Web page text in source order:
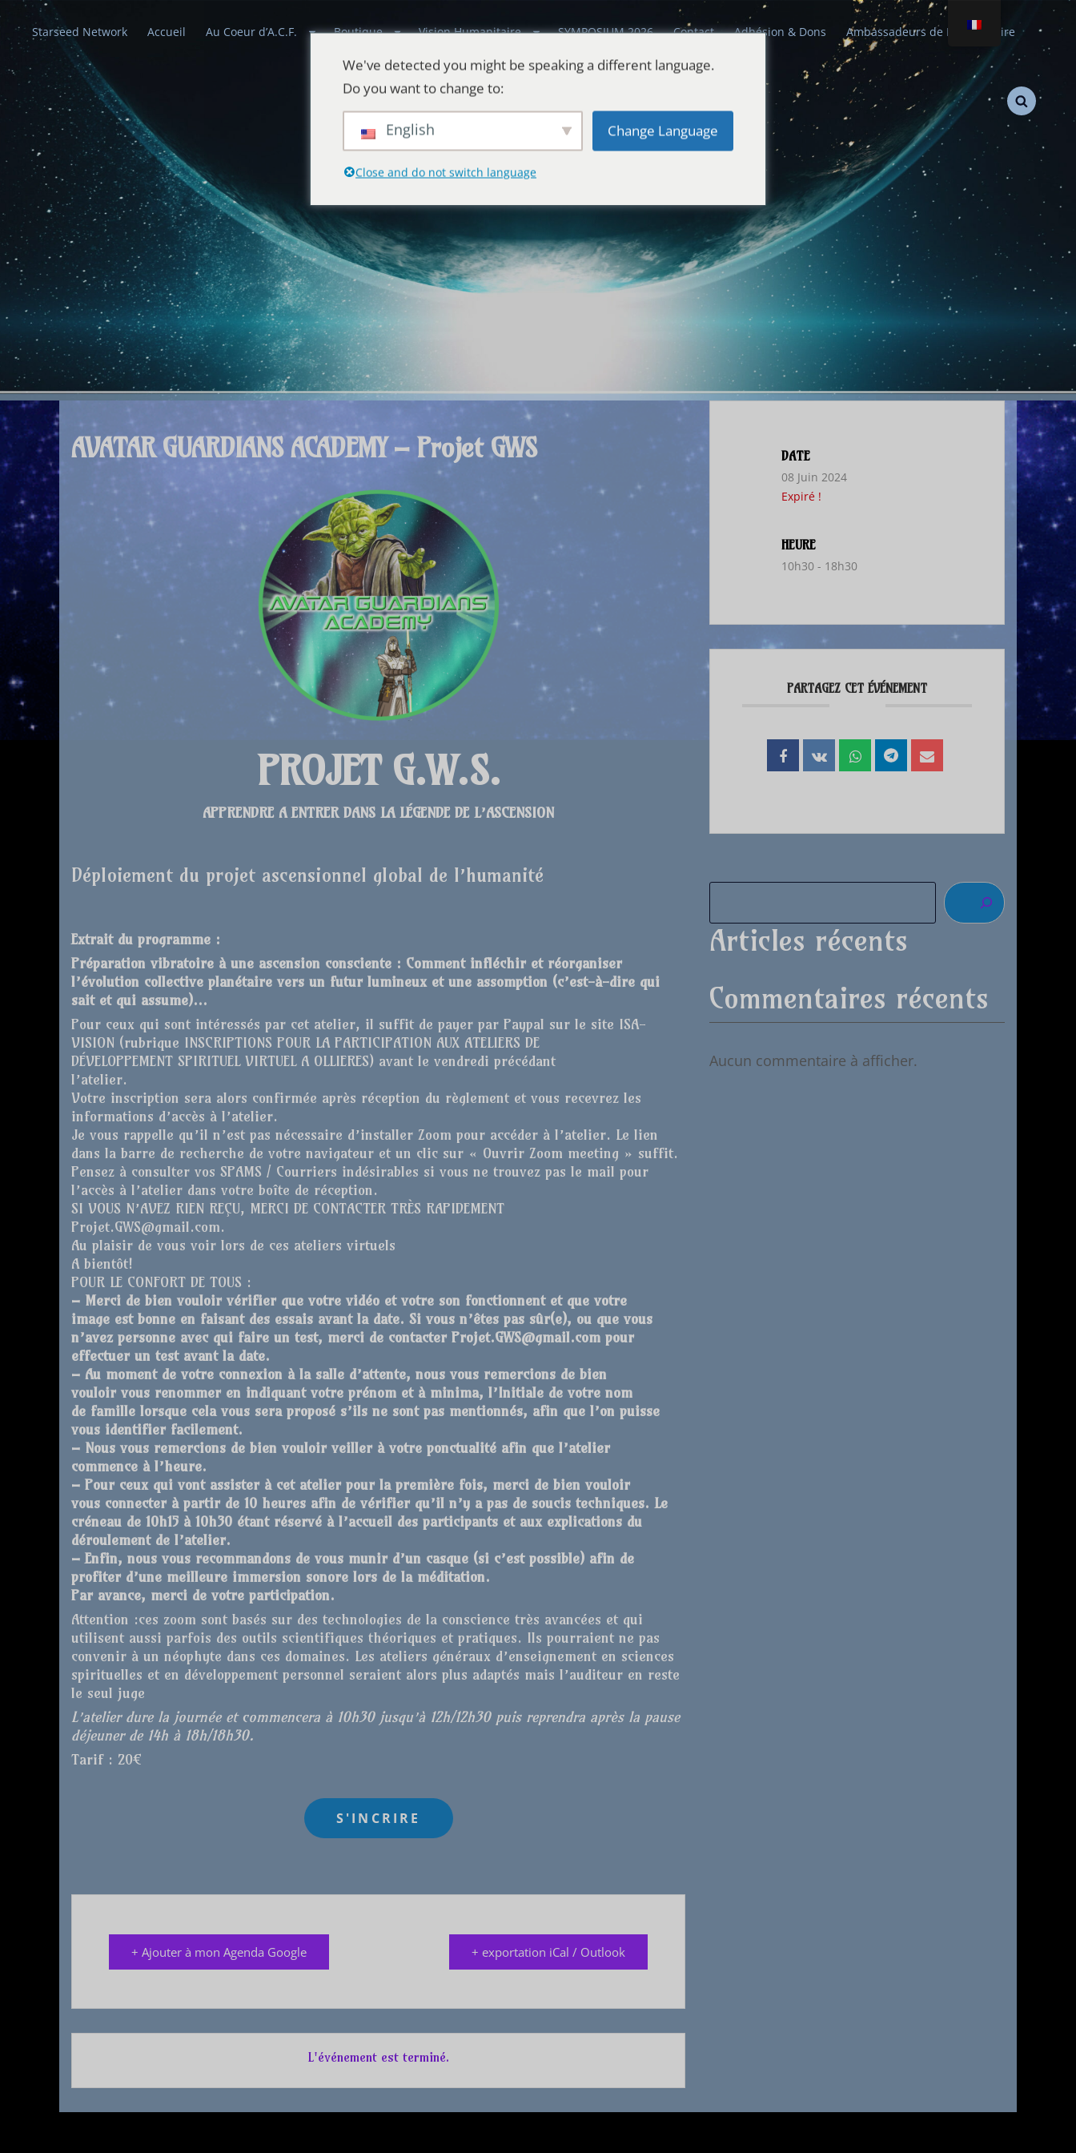
Starseed Network Accueil Au Coeur d’A.C.F. Boutique Vision Humanitaire SYMPOSIUM 2026 Contact Adhésion & Dons Ambassadeurs de Paix Stellaire
Alliances Célestes
Que la paix prévale sur la Terre et dans l'Univers
AVATAR GUARDIANS ACADEMY – Projet GWS
PROJET G.W.S.
APPRENDRE A ENTRER DANS LA LÉGENDE DE L’ASCENSION
Déploiement du projet ascensionnel global de l’humanité
Extrait du programme :
Préparation vibratoire à une ascension consciente : Comment infléchir et réorganiser
l’évolution collective planétaire vers un futur lumineux et une assomption (c’est-à-dire qui
sait et qui assume)…
Pour ceux qui sont intéressés par cet atelier, il suffit de payer par Paypal sur le site ISA-
VISION (rubrique INSCRIPTIONS POUR LA PARTICIPATION AUX ATELIERS DE
DÉVELOPPEMENT SPIRITUEL VIRTUEL A OLLIERES) avant le vendredi précédant
l’atelier.
Votre inscription sera alors confirmée après réception du règlement et vous recevrez les
informations d’accès à l’atelier.
Je vous rappelle qu’il n’est pas nécessaire d’installer Zoom pour accéder à l’atelier. Le lien
dans la barre de recherche de votre navigateur et un clic sur « Ouvrir Zoom meeting » suffit.
Pensez à consulter vos SPAMS / Courriers indésirables si vous ne trouvez pas le mail pour
l’accès à l’atelier dans votre boîte de réception.
SI VOUS N’AVEZ RIEN REÇU, MERCI DE CONTACTER TRÈS RAPIDEMENT
Projet.GWS@gmail.com.
Au plaisir de vous voir lors de ces ateliers virtuels
A bientôt!
POUR LE CONFORT DE TOUS :
– Merci de bien vouloir vérifier que votre vidéo et votre son fonctionnent et que votre
image est bonne en faisant des essais avant la date. Si vous n’êtes pas sûr(e), ou que vous
n’avez personne avec qui faire un test, merci de contacter Projet.GWS@gmail.com pour
effectuer un test avant la date.
– Au moment de votre connexion à la salle d’attente, nous vous remercions de bien
vouloir vous renommer en indiquant votre prénom et à minima, l’Initiale de votre nom
de famille lorsque cela vous sera proposé s’ils ne sont pas mentionnés, afin que l’on puisse
vous identifier facilement.
– Nous vous remercions de bien vouloir veiller à votre ponctualité afin que l’atelier
commence à l’heure.
– Pour ceux qui vont assister à cet atelier pour la première fois, merci de bien vouloir
vous connecter à partir de 10 heures afin de vérifier qu’il n’y a pas de soucis techniques. Le
créneau de 10h15 à 10h30 étant réservé à l’accueil des participants et aux explications du
déroulement de l’atelier.
– Enfin, nous vous recommandons de vous munir d’un casque (si c’est possible) afin de
profiter d’une meilleure immersion sonore lors de la méditation.
Par avance, merci de votre participation.
Attention :ces zoom sont basés sur des technologies de la conscience très avancées et qui
utilisent aussi parfois des outils scientifiques théoriques et pratiques. Ils pourraient ne pas
convenir à un néophyte dans ces domaines. Les ateliers généraux d’enseignement en sciences
spirituelles et en développement personnel seraient alors plus adaptés mais l’auditeur en reste
le seul juge
L’atelier dure la journée et commencera à 10h30 jusqu’à 12h/12h30 puis reprendra après la pause
déjeuner de 14h à 18h/18h30.
Tarif : 20€
+ Ajouter à mon Agenda Google + exportation iCal / Outlook
L'événement est terminé.
DATE
08 Juin 2024
Expiré !
HEURE
10h30 - 18h30
PARTAGEZ CET ÉVÉNEMENT
Articles récents
Commentaires récents
Aucun commentaire à afficher.
We've detected you might be speaking a different language.
Do you want to change to:
English Change Language
Close and do not switch language